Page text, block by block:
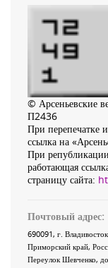
© Арсеньевские
П2436
При перепечатке
ссылка на
При
работающая
страницу сайта:
Почтовый адрес:
690091, г. Владивосток
Приморский край,
Переулок Шевченко,